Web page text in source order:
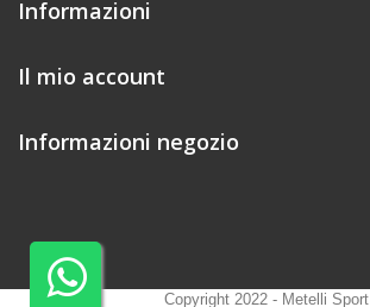
Informazioni
Il mio account
Informazioni negozio
Copyright 2022 - Metelli Sport